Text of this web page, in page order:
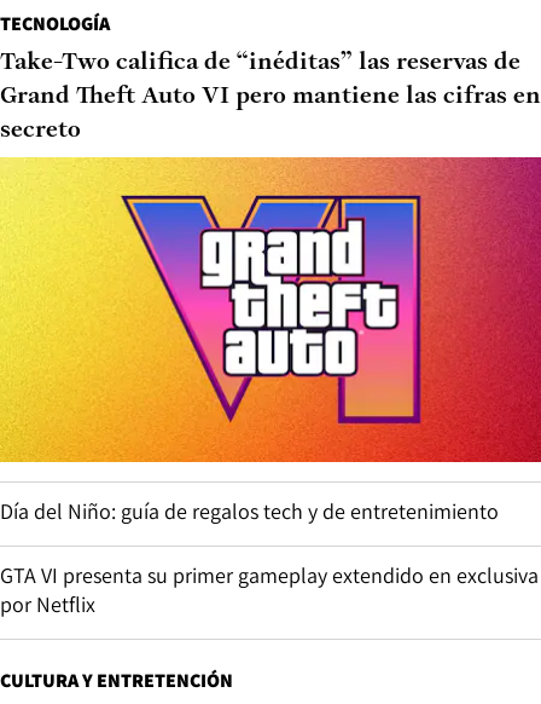
TECNOLOGÍA
Take-Two califica de “inéditas” las reservas de
Grand Theft Auto VI pero mantiene las cifras en
secreto
Día del Niño: guía de regalos tech y de entretenimiento
GTA VI presenta su primer gameplay extendido en exclusiva
por Netflix
CULTURA Y ENTRETENCIÓN